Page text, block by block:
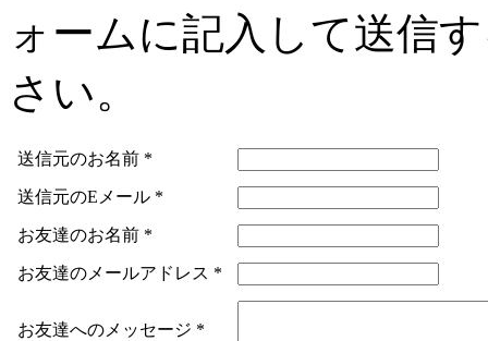
ォームに記入して送信
さい。
送信元のお名前 *
送信元のEメール *
お友達のお名前 *
お友達のメールアドレス *
お友達へのメッセージ *